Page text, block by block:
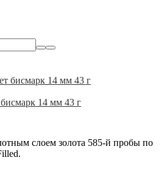
14 мм 43 г
слоем золота 585-й пробы по